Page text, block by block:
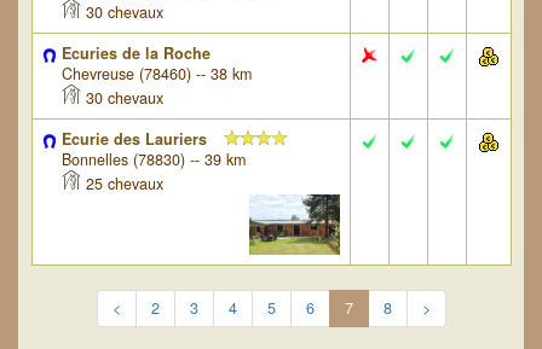
30 chevaux
Ecuries de la Roche
Chevreuse (78460) -- 38 km
30 chevaux
Ecurie des Lauriers
Bonnelles (78830) -- 39 km
25 chevaux
< 2 3 4 5 6 7 8 >